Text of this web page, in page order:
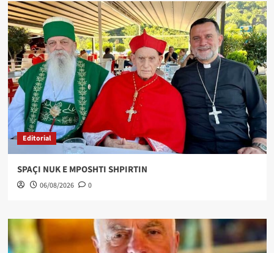
Editorial
SPAÇI NUK E MPOSHTI SHPIRTIN
06/08/2026 0